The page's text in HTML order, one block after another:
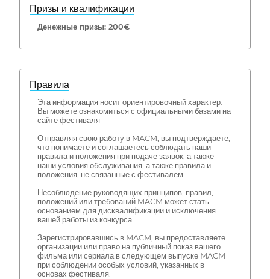
Призы и квалификации
Денежные призы: 200€
Правила
Эта информация носит ориентировочный характер.
Вы можете ознакомиться с официальными базами на
сайте фестиваля
Отправляя свою работу в MACM, вы подтверждаете,
что понимаете и соглашаетесь соблюдать наши
правила и положения при подаче заявок, а также
наши условия обслуживания, а также правила и
положения, не связанные с фестивалем.
Несоблюдение руководящих принципов, правил,
положений или требований MACM может стать
основанием для дисквалификации и исключения
вашей работы из конкурса.
Зарегистрировавшись в MACM, вы предоставляете
организации или право на публичный показ вашего
фильма или сериала в следующем выпуске MACM
при соблюдении особых условий, указанных в
основах фестиваля.